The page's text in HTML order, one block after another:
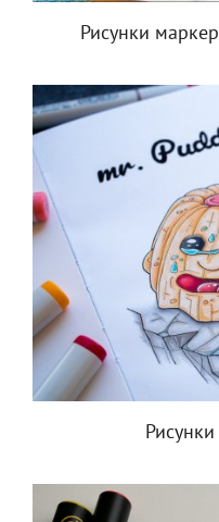
Рисунки